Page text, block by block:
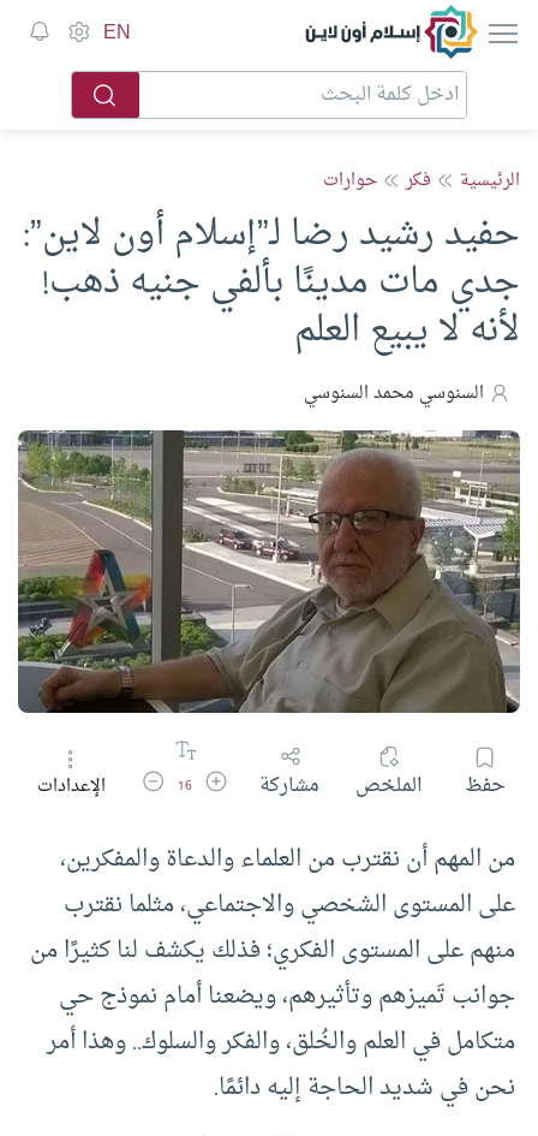
إسلام أون لاين EN
الرئيسية فكر حوارات
حفيد رشيد رضا لـ”إسلام أون لاين”:
جدي مات مدينًا بألفي جنيه ذهب!
لأنه لا يبيع العلم
السنوسي محمد السنوسي
حفظ الملخص مشاركة زيادة حجم الخط
16 تقليل حجم الخط
الإعدادات
من المهم أن نقترب من العلماء والدعاة والمفكرين،
على المستوى الشخصي والاجتماعي، مثلما نقترب
منهم على المستوى الفكري؛ فذلك يكشف لنا كثيرًا من
جوانب تَميزهم وتأثيرهم، ويضعنا أمام نموذج حي
متكامل في العلم والخُلق، والفكر والسلوك.. وهذا أمر
نحن في شديد الحاجة إليه دائمًا.